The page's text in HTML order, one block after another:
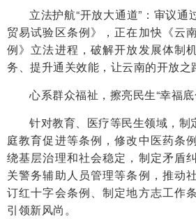
立法护航“开放大通道”：审议通
贸易试验区条例》，正在加快《云
例》立法进程，破解开放发展体制
务、提升通关效能，让云南的开放之
心系群众福祉，擦亮民生“幸福
针对教育、医疗等民生领域，制
庭教育促进等条例，修改中医药条
绕基层治理和社会稳定，制定矛盾
关警务辅助人员管理等条例，推动
订红十字会条例、制定地方志工作
引领新风尚。